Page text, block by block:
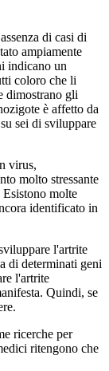
di casi di
ampiamente
indicano un
coloro che li
dimostrano gli
è affetto da
sei di sviluppare
virus,
molto stressante
molte
identificato in
l'artrite
di determinati geni
l'artrite
Quindi, se
ricerche per
ritengono che